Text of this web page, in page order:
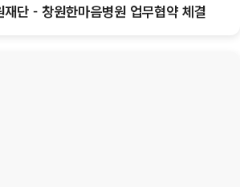
재단 - 창원한마음병원 업무협약 체결